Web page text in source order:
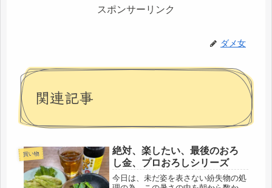
スポンサーリンク
ダメ女
関連記事
買い物
絶対、楽したい、最後のおろ
し金、プロおろしシリーズ
今日は、未だ姿を表さない紛失物の処